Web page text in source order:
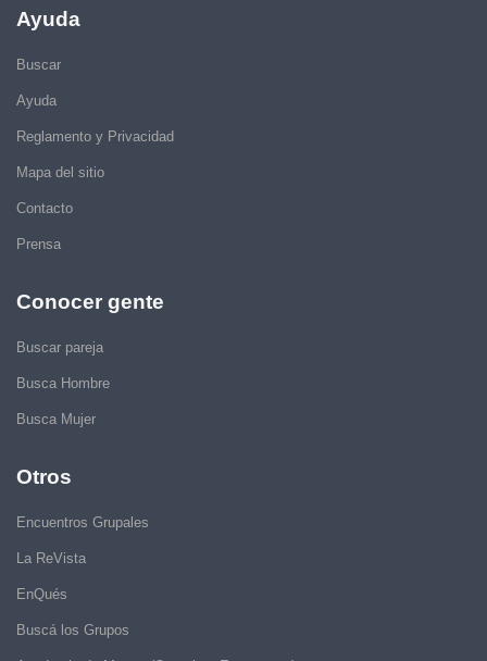
Ayuda
Buscar
Ayuda
Reglamento y Privacidad
Mapa del sitio
Contacto
Prensa
Conocer gente
Buscar pareja
Busca Hombre
Busca Mujer
Otros
Encuentros Grupales
La ReVista
EnQués
Buscá los Grupos